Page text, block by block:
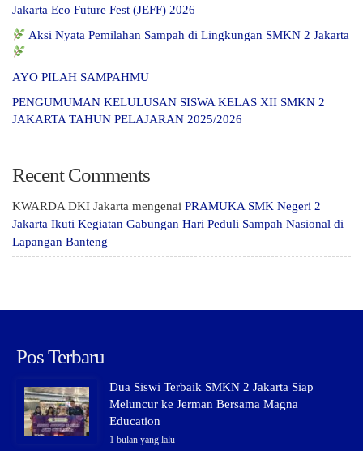
Jakarta Eco Future Fest (JEFF) 2026
Aksi Nyata Pemilahan Sampah di Lingkungan SMKN 2 Jakarta
AYO PILAH SAMPAHMU
PENGUMUMAN KELULUSAN SISWA KELAS XII SMKN 2
JAKARTA TAHUN PELAJARAN 2025/2026
Recent Comments
KWARDA DKI Jakarta mengenai PRAMUKA SMK Negeri 2
Jakarta Ikuti Kegiatan Gabungan Hari Peduli Sampah Nasional di
Lapangan Banteng
Pos Terbaru
Dua Siswi Terbaik SMKN 2 Jakarta Siap
Meluncur ke Jerman Bersama Magna
Education
1 bulan yang lalu